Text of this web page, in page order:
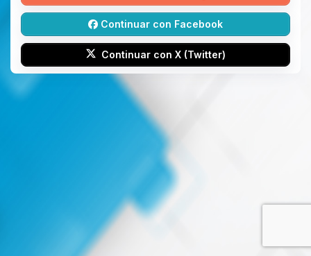
Continuar con Facebook
Continuar con X (Twitter)